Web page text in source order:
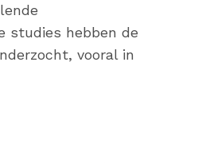
studies hebben de
vooral in